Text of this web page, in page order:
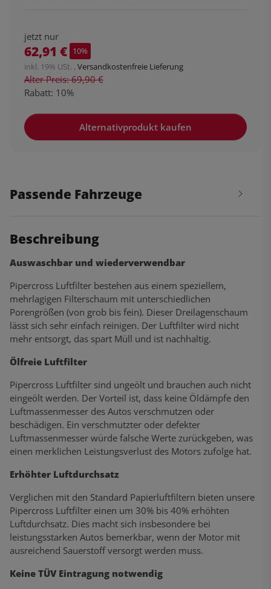
jetzt nur
62,91 € 10%
inkl. 19% USt. , Versandkostenfreie Lieferung
Alter Preis: 69,90 €
Rabatt: 10%
Alternativprodukt kaufen
Passende Fahrzeuge
Beschreibung
Auswaschbar und wiederverwendbar
Pipercross Luftfilter bestehen aus einem speziellem,
mehrlagigen Filterschaum mit unterschiedlichen
Porengrößen (von grob bis fein). Dieser Dreilagenschaum
lässt sich sehr einfach reinigen. Der Luftfilter wird nicht
mehr entsorgt, das spart Müll und ist nachhaltig.
Ölfreie Luftfilter
Pipercross Luftfilter sind ungeölt und brauchen auch nicht
eingeölt werden. Der Vorteil ist, dass keine Öldämpfe den
Luftmassenmesser des Autos verschmutzen oder
beschädigen. Ein verschmutzter oder defekter
Luftmassenmesser würde falsche Werte zurückgeben, was
einen merklichen Leistungsverlust des Motors zufolge hat.
Erhöhter Luftdurchsatz
Verglichen mit den Standard Papierluftfiltern bieten unsere
Pipercross Luftfilter einen um 30% bis 40% erhöhten
Luftdurchsatz. Dies macht sich insbesondere bei
leistungsstarken Autos bemerkbar, wenn der Motor mit
ausreichend Sauerstoff versorgt werden muss.
Keine TÜV Eintragung notwendig